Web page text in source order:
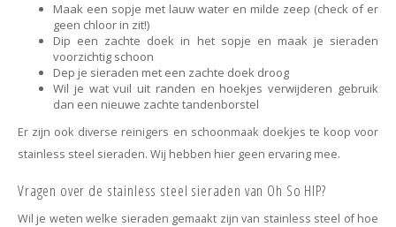
Maak een sopje met lauw water en milde zeep (check of er
geen chloor in zit!)
Dip een zachte doek in het sopje en maak je sieraden
voorzichtig schoon
Dep je sieraden met een zachte doek droog
Wil je wat vuil uit randen en hoekjes verwijderen gebruik
dan een nieuwe zachte tandenborstel
Er zijn ook diverse reinigers en schoonmaak doekjes te koop voor
stainless steel sieraden. Wij hebben hier geen ervaring mee.
Vragen over de stainless steel sieraden van Oh So HIP?
Wil je weten welke sieraden gemaakt zijn van stainless steel of hoe